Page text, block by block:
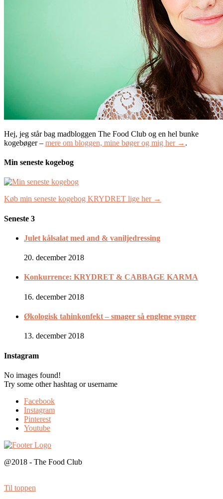
Hej, jeg står bag madbloggen The Food Club og en hel bunke
kogebøger – mere om bloggen, mine bøger og mig her → .
Min seneste kogebog
Køb min seneste kogebog KRYDRET lige her →
Seneste 3
Julet kålsalat med and & vaniljedressing
20. december 2018
Konkurrence: KRYDRET & CABBAGE KARMA
16. december 2018
Økologisk tahinkonfekt – smager så englene synger
13. december 2018
Instagram
No images found!
Try some other hashtag or username
Facebook
Instagram
Pinterest
Youtube
@2018 - The Food Club
Til toppen